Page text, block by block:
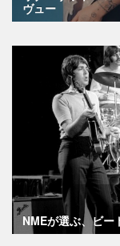
ヴュー
NMEが選ぶ、ビ